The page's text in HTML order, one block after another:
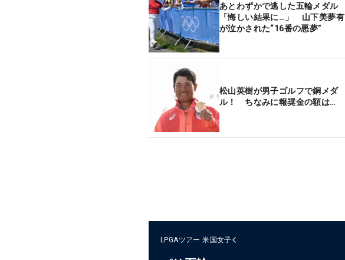
あとわずかで逃した五輪メダル
「悔しい結果に…」 山下美夢有
が泣かされた“16番の悪夢”
松山英樹が男子ゴルフで銅メダ
ル！ ちなみに報奨金の額は…
LPGAツアー 米国女子